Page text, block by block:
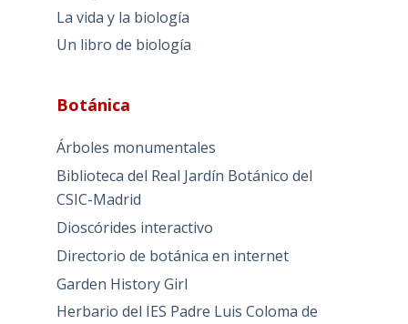
La vida y la biología
Un libro de biología
Botánica
Árboles monumentales
Biblioteca del Real Jardín Botánico del
CSIC-Madrid
Dioscórides interactivo
Directorio de botánica en internet
Garden History Girl
Herbario del IES Padre Luis Coloma de